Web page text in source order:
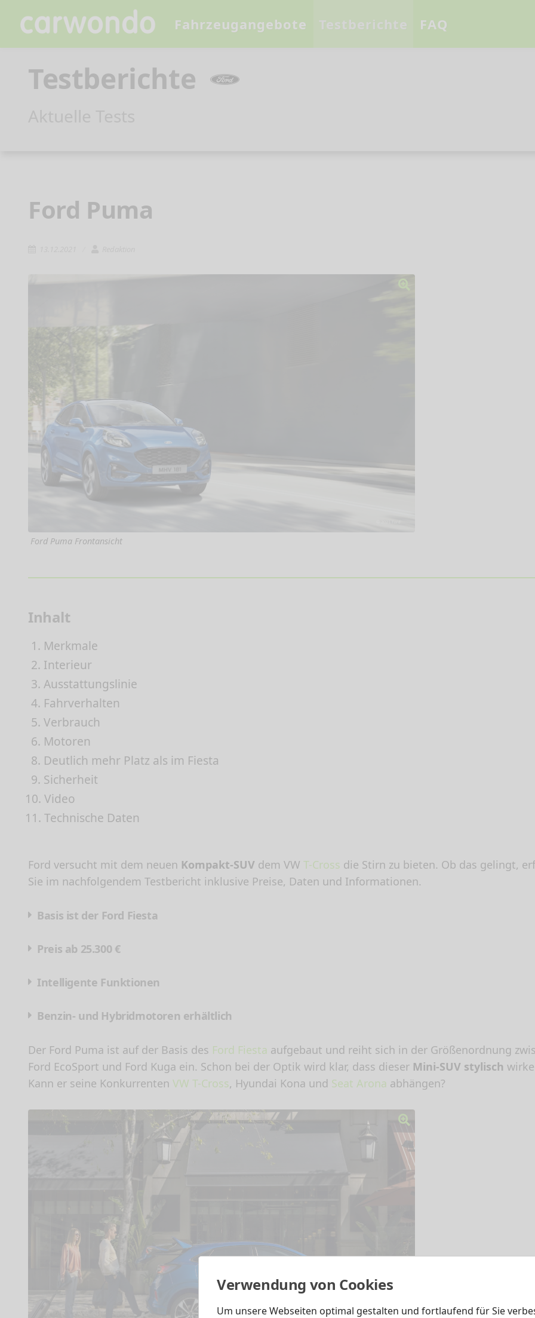
Verwendung von Cookies
Um unsere Webseiten optimal gestalten und fortlaufend für Sie
Fahrzeugangebote Testberichte FAQ
Testberichte
Ford Puma
Ford Puma Frontansicht
Inhalt
1. Merkmale
2. Interieur
3. Ausstattungslinie
4. Fahrverhalten
5. Verbrauch
6. Motoren
8. Deutlich mehr Platz als im Fiesta
9. Sicherheit
10. Video
11. Technische Daten
Ford versucht mit dem neuen Kompakt-SUV dem VW T-Cross die Stirn zu bieten. Ob das gelingt,
Sie im nachfolgendem Testbericht inklusive Preise, Daten und Informationen.
Basis ist der Ford Fiesta
Preis ab 25.300 €
Intelligente Funktionen
Benzin- und Hybridmotoren erhältlich
Der Ford Puma ist auf der Basis des Ford Fiesta aufgebaut und reiht sich in der Größenordnung
Ford EcoSport und Ford Kuga ein. Schon bei der Optik wird klar, dass dieser Mini-SUV stylisch
Kann er seine Konkurrenten VW T-Cross, Hyundai Kona und Seat Arona abhängen?